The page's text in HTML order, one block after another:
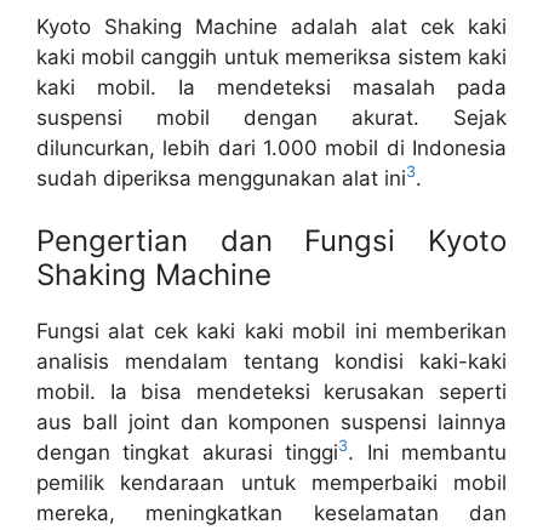
Kyoto Shaking Machine adalah alat cek kaki
kaki mobil canggih untuk memeriksa sistem kaki
kaki mobil. Ia mendeteksi masalah pada
suspensi mobil dengan akurat. Sejak
diluncurkan, lebih dari 1.000 mobil di Indonesia
sudah diperiksa menggunakan alat ini3.
Pengertian dan Fungsi Kyoto
Shaking Machine
Fungsi alat cek kaki kaki mobil ini memberikan
analisis mendalam tentang kondisi kaki-kaki
mobil. Ia bisa mendeteksi kerusakan seperti
aus ball joint dan komponen suspensi lainnya
dengan tingkat akurasi tinggi3. Ini membantu
pemilik kendaraan untuk memperbaiki mobil
mereka, meningkatkan keselamatan dan